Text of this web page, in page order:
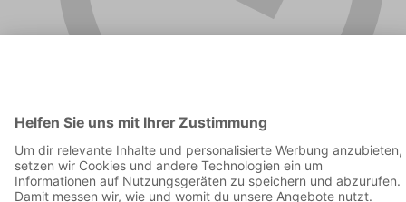
00:45:18